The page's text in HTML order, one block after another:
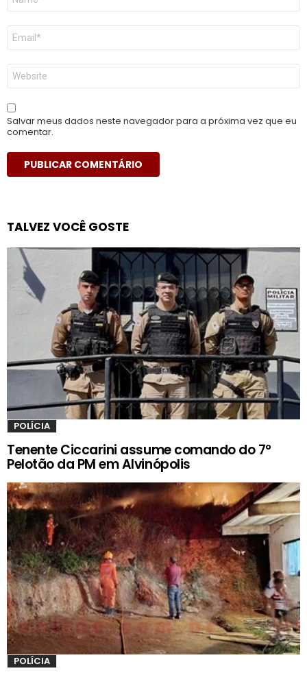
E-
mail
*
Site
Salvar meus dados neste navegador para a próxima vez que eu
comentar.
TALVEZ VOCÊ GOSTE
POLÍCIA
Tenente Ciccarini assume comando do 7º
Pelotão da PM em Alvinópolis
POLÍCIA